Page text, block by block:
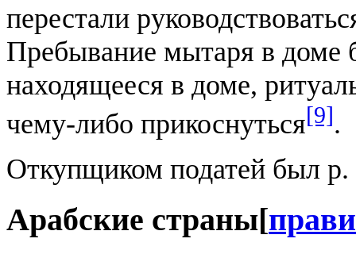
перестали
Пребывание мытаря в доме
находящееся в доме,
чему-либо прикоснуться[9].
Откупщиком податей был
Арабские страны[